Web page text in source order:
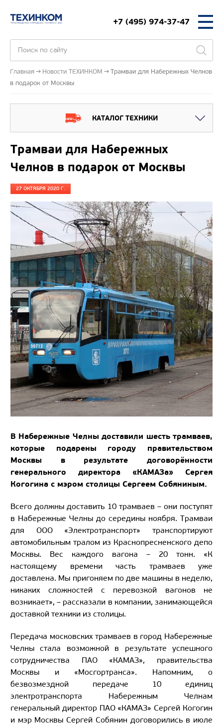
+7 (495) 974-37-47
Главная Новости ТЕХИНКОМ
Трамваи для Набережных Челнов
в подарок от Москвы
КАТАЛОГ ТЕХНИКИ
Трамваи для Набережных
Челнов в подарок от Москвы
27 ОКТЯБРЯ 2020 Г.
В Набережные Челны доставили шесть трамваев,
которые подарены городу правительством
Москвы в результате договорённости
генерального директора «КАМАЗа» Сергея
Когогина с мэром столицы Сергеем Собяниным.
Всего должны доставить 10 трамваев – они поступят
в Набережные Челны до середины ноября. Трамваи
для ООО «Электротранспорт» транспортируют
автомобильным тралом из Краснопресненского депо
Москвы. Вес каждого вагона – 20 тонн. «К
настоящему времени часть трамваев уже
доставлена. Мы пригоняем по две машины в неделю,
никаких сложностей с перевозкой вагонов не
возникает», – рассказали в компании, занимающейся
доставкой техники из столицы.
Передача московских трамваев в город Набережные
Челны стала возможной в результате успешного
сотрудничества ПАО «КАМАЗ», правительства
Москвы и «Мосгортранса». Напомним, о
безвозмездной передаче 10 единиц
электротранспорта Набережным Челнам
генеральный директор ПАО «КАМАЗ» Сергей Когогин
и мэр Москвы Сергей Собянин договорились в июле